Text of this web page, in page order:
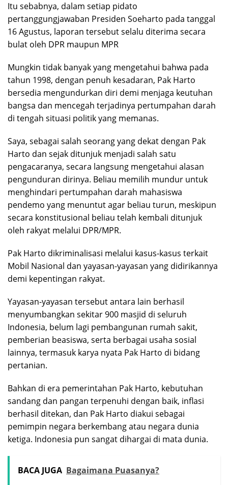
Itu sebabnya, dalam setiap pidato
pertanggungjawaban Presiden Soeharto pada tanggal
16 Agustus, laporan tersebut selalu diterima secara
bulat oleh DPR maupun MPR
Mungkin tidak banyak yang mengetahui bahwa pada
tahun 1998, dengan penuh kesadaran, Pak Harto
bersedia mengundurkan diri demi menjaga keutuhan
bangsa dan mencegah terjadinya pertumpahan darah
di tengah situasi politik yang memanas.
Saya, sebagai salah seorang yang dekat dengan Pak
Harto dan sejak ditunjuk menjadi salah satu
pengacaranya, secara langsung mengetahui alasan
pengunduran dirinya. Beliau memilih mundur untuk
menghindari pertumpahan darah mahasiswa
pendemo yang menuntut agar beliau turun, meskipun
secara konstitusional beliau telah kembali ditunjuk
oleh rakyat melalui DPR/MPR.
Pak Harto dikriminalisasi melalui kasus-kasus terkait
Mobil Nasional dan yayasan-yayasan yang didirikannya
demi kepentingan rakyat.
Yayasan-yayasan tersebut antara lain berhasil
menyumbangkan sekitar 900 masjid di seluruh
Indonesia, belum lagi pembangunan rumah sakit,
pemberian beasiswa, serta berbagai usaha sosial
lainnya, termasuk karya nyata Pak Harto di bidang
pertanian.
Bahkan di era pemerintahan Pak Harto, kebutuhan
sandang dan pangan terpenuhi dengan baik, inflasi
berhasil ditekan, dan Pak Harto diakui sebagai
pemimpin negara berkembang atau negara dunia
ketiga. Indonesia pun sangat dihargai di mata dunia.
BACA JUGA Bagaimana Puasanya?